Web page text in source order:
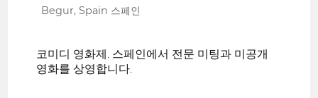
Begur, Spain 스페인
코미디 영화제. 스페인에서 전문 미팅과 미공개
영화를 상영합니다.